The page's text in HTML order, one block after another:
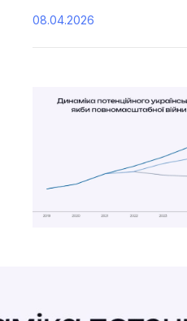
08.04.2026